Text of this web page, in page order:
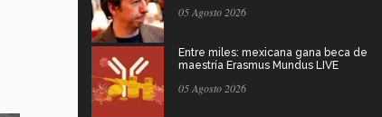
05 Agosto 2026
Entre miles: mexicana gana beca de
maestría Erasmus Mundus LIVE
05 Agosto 2026